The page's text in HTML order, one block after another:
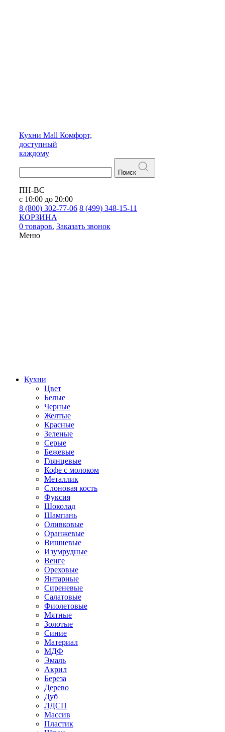
Кухни Mall Комфорт,
доступный
каждому
Поиск
ПН-ВС
с 10:00 до 20:00
8 (800) 302-77-06 8 (499) 348-15-11
КОРЗИНА
0 товаров. Заказать звонок
Меню
Кухни
Цвет
Белые
Черные
Желтые
Красные
Зеленые
Серые
Бежевые
Глянцевые
Кофе с молоком
Металлик
Слоновая кость
Фуксия
Шоколад
Шампань
Оливковые
Оранжевые
Вишневые
Изумрудные
Венге
Ореховые
Янтарные
Сиреневые
Салатовые
Фиолетовые
Мятные
Золотые
Синие
Материал
МДФ
Эмаль
Акрил
Береза
Дерево
Дуб
ЛДСП
Массив
Пластик